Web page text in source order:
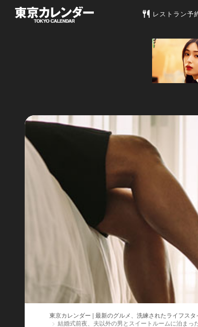
東京カレンダー
レストラン予
東京カレンダー | 最新のグルメ、洗練されたライフスタ
結婚式前夜、夫以外の男とスイートルームに泊ま